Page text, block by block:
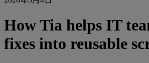
How Tia helps IT
fixes into reusable